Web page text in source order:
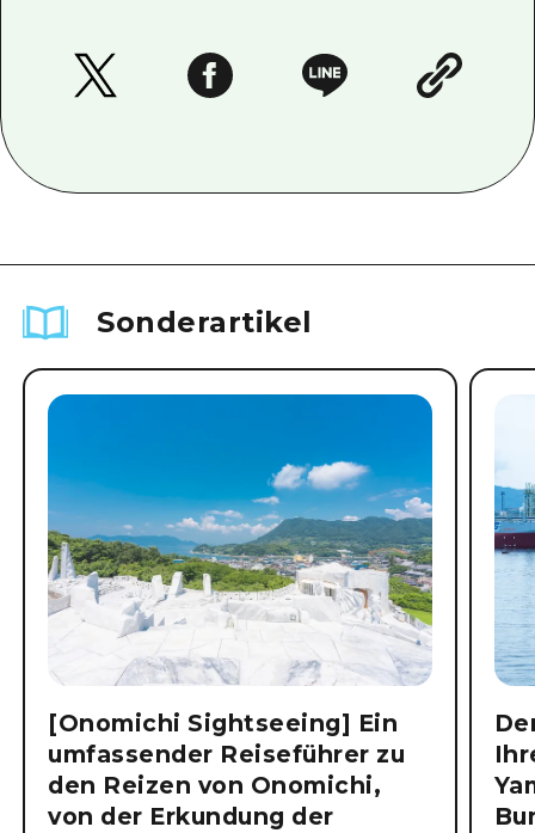
Sonderartikel
[Onomichi Sightseeing] Ein
umfassender Reiseführer zu
den Reizen von Onomichi,
von der Erkundung der